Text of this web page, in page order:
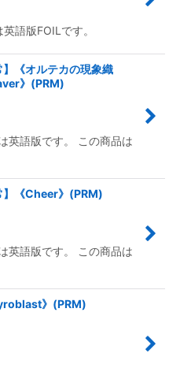
む語版FOILです。
《オルテカの現象織
》(PRM)
英語版です。 この商品は
《Cheer》(PRM)
英語版です。 この商品は
》(PRM)